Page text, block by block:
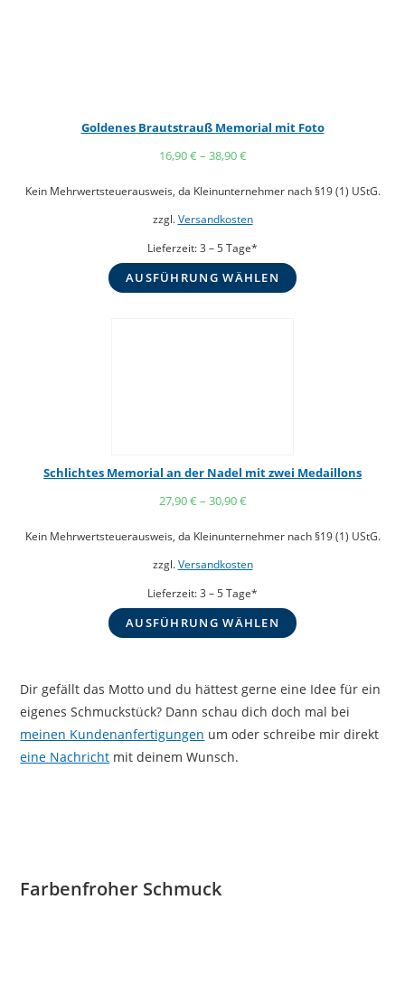
Goldenes Brautstrauß Memorial mit Foto
16,90€ – 38,90€
Kein Mehrwertsteuerausweis, da Kleinunternehmer nach §19 (1) UStG.
zzgl. Versandkosten
Lieferzeit: 3 – 5 Tage*
AUSFÜHRUNG WÄHLEN
Schlichtes Memorial an der Nadel mit zwei Medaillons
27,90€ – 30,90€
Kein Mehrwertsteuerausweis, da Kleinunternehmer nach §19 (1) UStG.
zzgl. Versandkosten
Lieferzeit: 3 – 5 Tage*
AUSFÜHRUNG WÄHLEN
Dir gefällt das Motto und du hättest gerne eine Idee für ein
eigenes Schmuckstück? Dann schau dich doch mal bei
meinen Kundenanfertigungen um oder schreibe mir direkt
eine Nachricht mit deinem Wunsch.
Farbenfroher Schmuck